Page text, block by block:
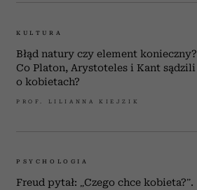
KULTURA
Błąd natury czy element konieczny?
Co Platon, Arystoteles i Kant sądzili
o kobietach?
PROF. LILIANNA KIEJZIK
PSYCHOLOGIA
Freud pytał: „Czego chce kobieta?”.